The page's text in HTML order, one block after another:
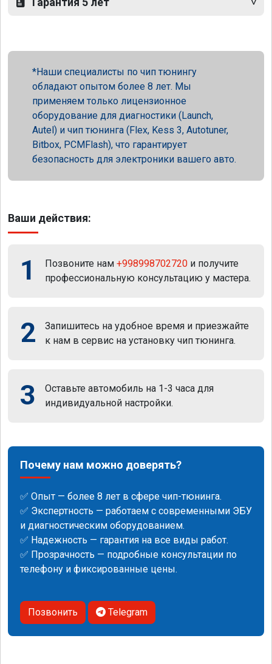
Наши специалисты по чип тюнингу
обладают опытом более 8 лет. Мы
применяем только лицензионное
оборудование для диагностики (Launch,
Autel) и чип тюнинга (Flex, Kess 3, Autotuner,
Bitbox, PCMFlash), что гарантирует
безопасность для электроники вашего авто.
Ваши действия:
1 Позвоните нам +998998702720 и получите
профессиональную консультацию у мастера.
2
Запишитесь на удобное время и приезжайте
к нам в сервис на установку чип тюнинга.
3
Оставьте автомобиль на 1-3 часа для
индивидуальной настройки.
Почему нам можно доверять?
✅ Опыт — более 8 лет в сфере чип-тюнинга.
✅ Экспертность — работаем с современными ЭБУ
и диагностическим оборудованием.
✅ Надежность — гарантия на все виды работ.
✅ Прозрачность — подробные консультации по
телефону и фиксированные цены.
Позвонить Telegram